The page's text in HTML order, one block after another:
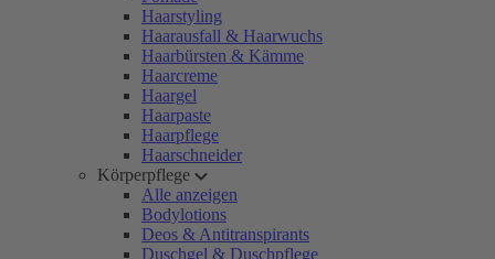
Haarstyling
Haarausfall & Haarwuchs
Haarbürsten & Kämme
Haarcreme
Haargel
Haarpaste
Haarpflege
Haarschneider
Körperpflege
Alle anzeigen
Bodylotions
Deos & Antitranspirants
Duschgel & Duschpflege